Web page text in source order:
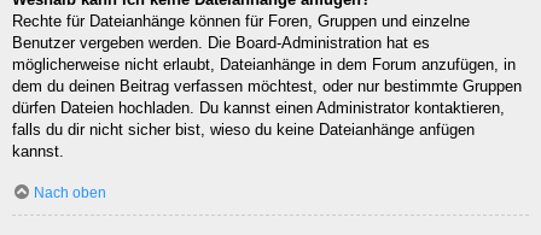
Rechte für Dateianhänge können für Foren, Gruppen und einzelne
Benutzer vergeben werden. Die Board-Administration hat es
möglicherweise nicht erlaubt, Dateianhänge in dem Forum anzufügen, in
dem du deinen Beitrag verfassen möchtest, oder nur bestimmte Gruppen
dürfen Dateien hochladen. Du kannst einen Administrator kontaktieren,
falls du dir nicht sicher bist, wieso du keine Dateianhänge anfügen
kannst.
Nach oben